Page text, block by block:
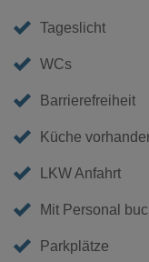
Tageslicht
WCs
Barrierefreiheit
Küche
LKW Anfahrt
Mit Personal
Parkplätze